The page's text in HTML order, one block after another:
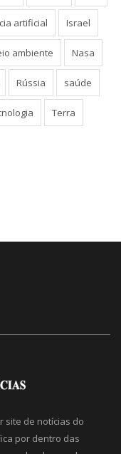
artificial Israel
ambiente Nasa
Rússia saúde
Terra
site de notícias do
por dentro das